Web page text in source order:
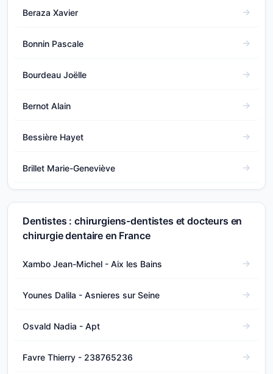
Beraza Xavier
Bonnin Pascale
Bourdeau Joëlle
Bernot Alain
Bessière Hayet
Brillet Marie-Geneviève
Dentistes : chirurgiens-dentistes et docteurs en
chirurgie dentaire en France
Xambo Jean-Michel - Aix les Bains
Younes Dalila - Asnieres sur Seine
Osvald Nadia - Apt
Favre Thierry - 238765236